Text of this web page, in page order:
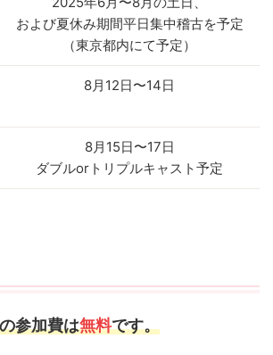
および夏休み期間平日集中稽古を予定
（東京都内にて予定）
8月12日〜14日
8月15日〜17日
ダブルorトリプルキャスト予定
参加費は無料です。